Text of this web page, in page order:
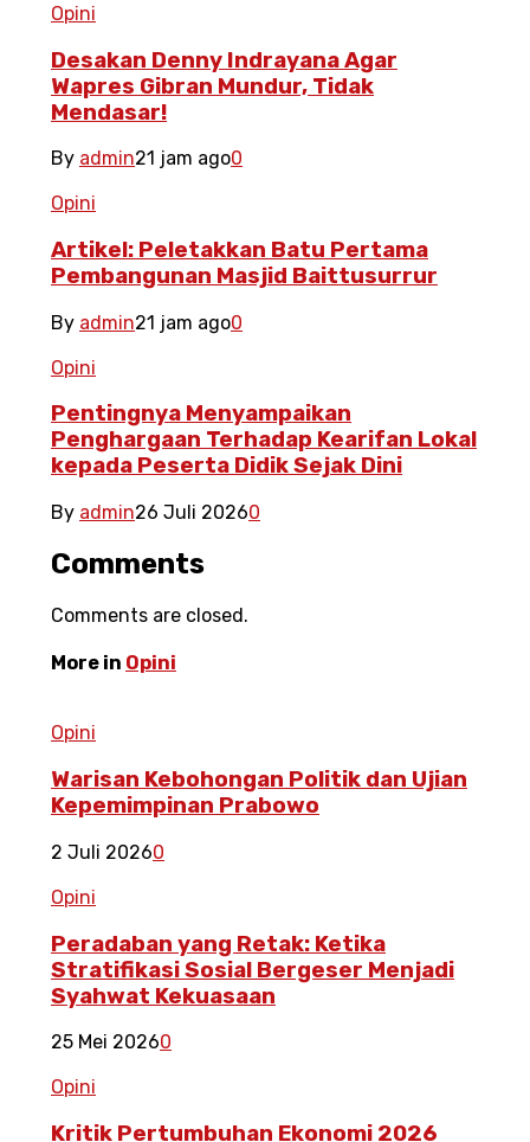
Opini
Desakan Denny Indrayana Agar
Wapres Gibran Mundur, Tidak
Mendasar!
By admin21 jam ago0
Opini
Artikel: Peletakkan Batu Pertama
Pembangunan Masjid Baittusurrur
By admin21 jam ago0
Opini
Pentingnya Menyampaikan
Penghargaan Terhadap Kearifan Lokal
kepada Peserta Didik Sejak Dini
By admin26 Juli 20260
Comments
Comments are closed.
More in Opini
Opini
Warisan Kebohongan Politik dan Ujian
Kepemimpinan Prabowo
2 Juli 20260
Opini
Peradaban yang Retak: Ketika
Stratifikasi Sosial Bergeser Menjadi
Syahwat Kekuasaan
25 Mei 20260
Opini
Kritik Pertumbuhan Ekonomi 2026